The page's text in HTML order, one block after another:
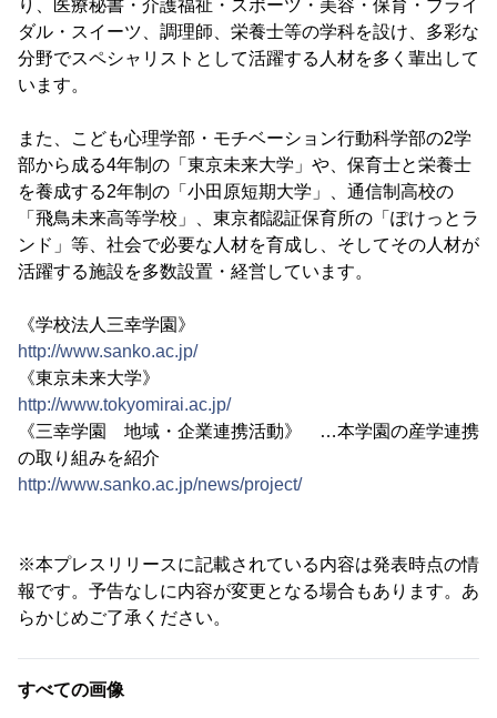
り、医療秘書・介護福祉・スポーツ・美容・保育・ブライ
ダル・スイーツ、調理師、栄養士等の学科を設け、多彩な
分野でスペシャリストとして活躍する人材を多く輩出して
います。
また、こども心理学部・モチベーション行動科学部の2学
部から成る4年制の「東京未来大学」や、保育士と栄養士
を養成する2年制の「小田原短期大学」、通信制高校の
「飛鳥未来高等学校」、東京都認証保育所の「ぽけっとラ
ンド」等、社会で必要な人材を育成し、そしてその人材が
活躍する施設を多数設置・経営しています。
《学校法人三幸学園》
http://www.sanko.ac.jp/
《東京未来大学》
http://www.tokyomirai.ac.jp/
《三幸学園 地域・企業連携活動》 …本学園の産学連携
の取り組みを紹介
http://www.sanko.ac.jp/news/project/
※本プレスリリースに記載されている内容は発表時点の情
報です。予告なしに内容が変更となる場合もあります。あ
らかじめご了承ください。
すべての画像